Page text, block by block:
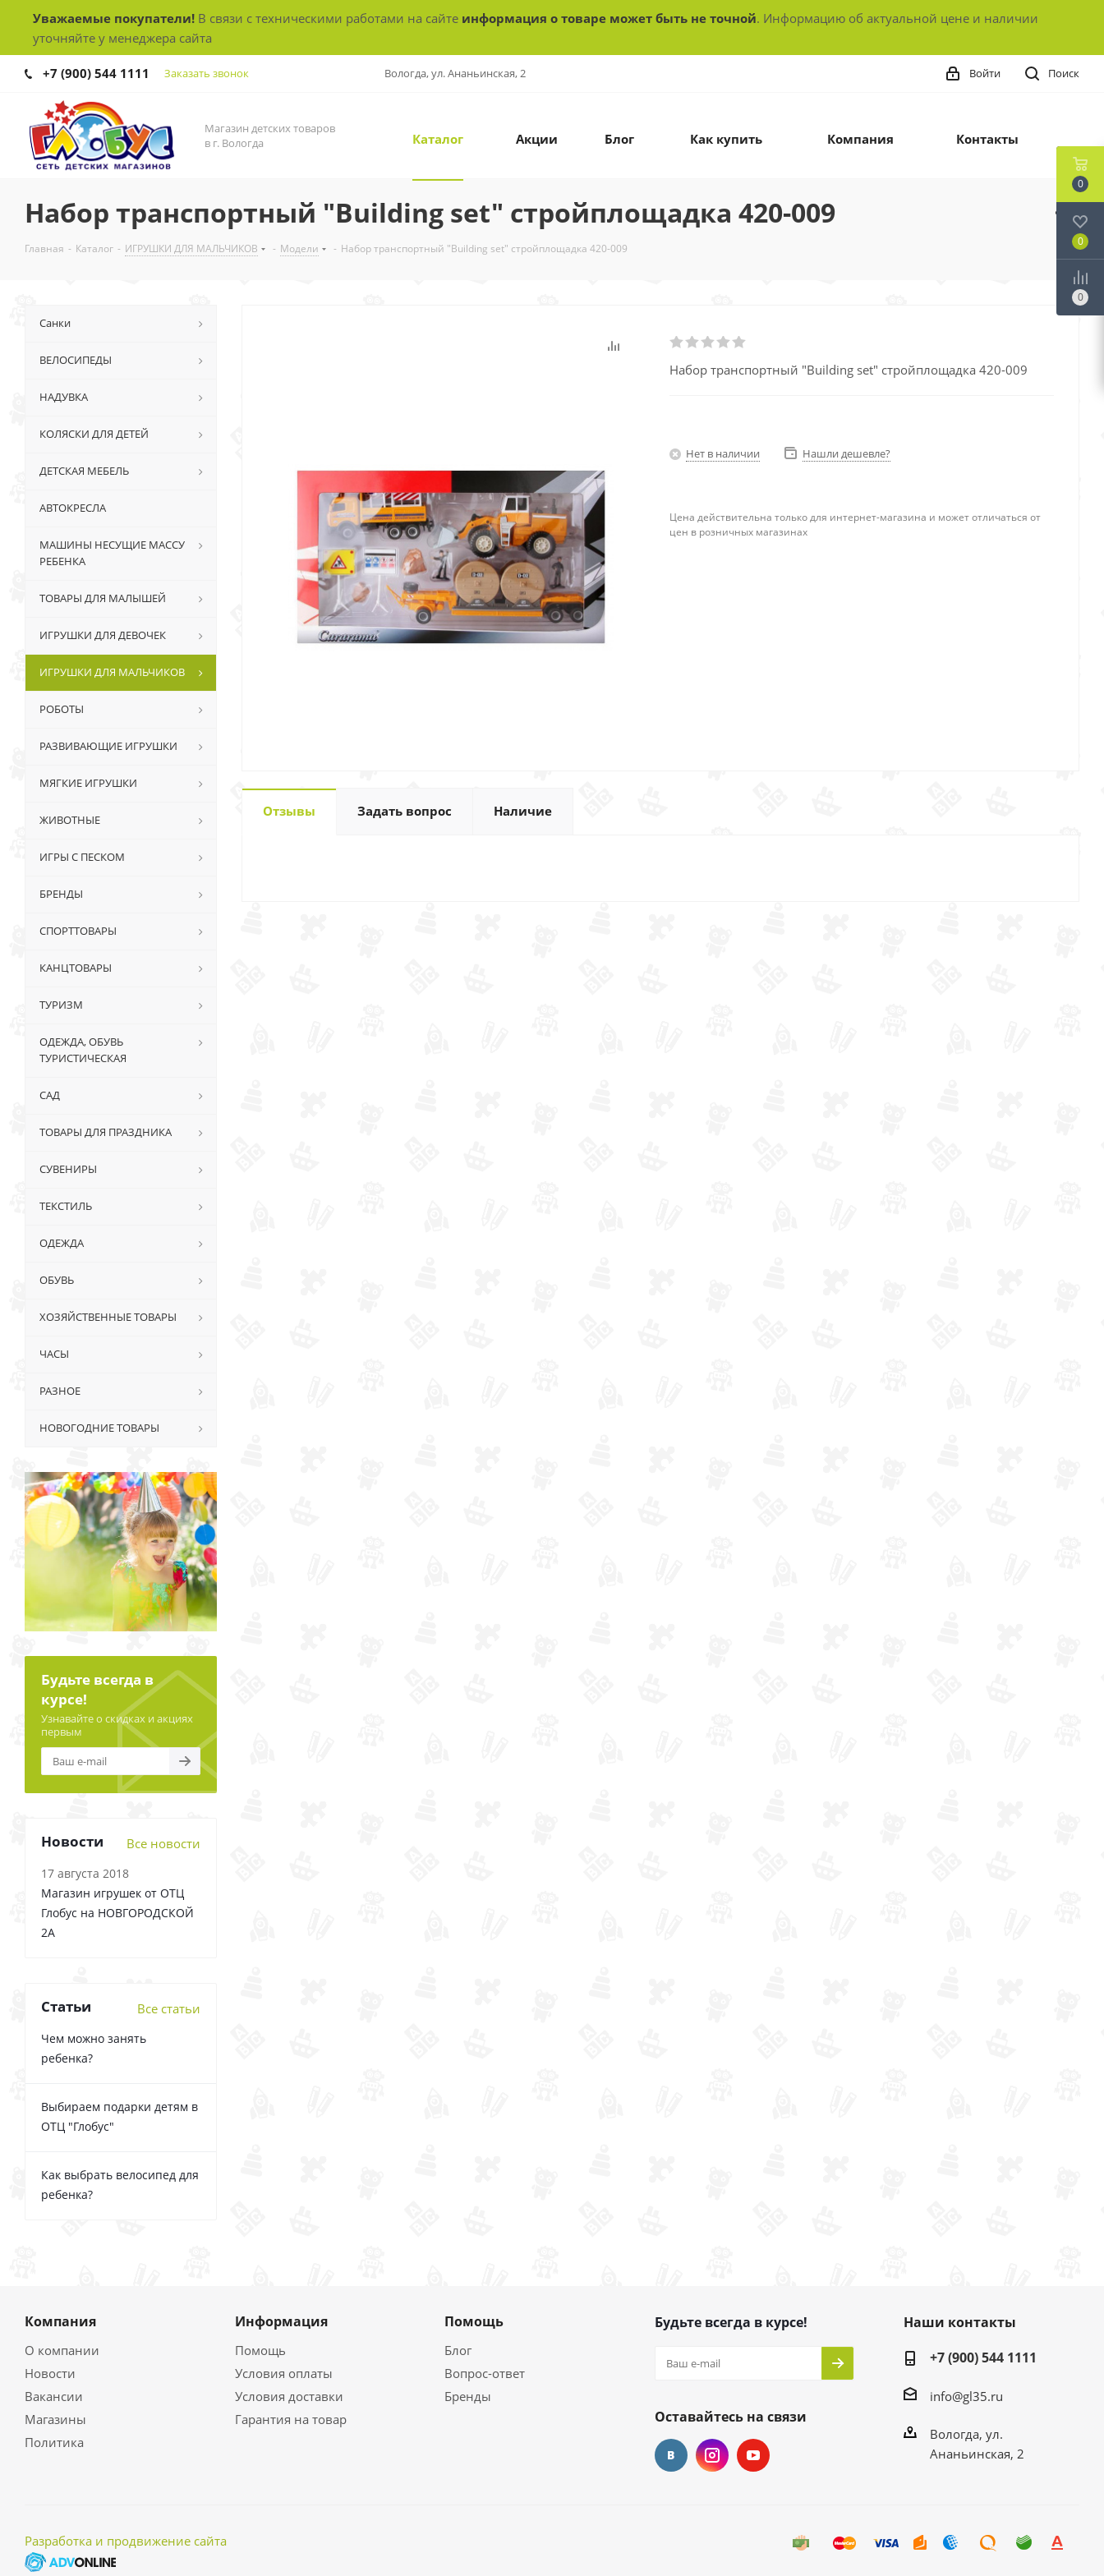
Уважаемые покупатели! В связи с техническими работами на сайте информация о товаре может быть не точной. Информацию об актуальной цене и наличии
уточняйте у менеджера сайта
+7 (900) 544 1111 Заказать звонок Вологда, ул. Ананьинская, 2 Поиск
Войти
Магазин детских товаров
в г. Вологда
Каталог Акции Блог Как купить Компания Контакты
Набор транспортный "Building set" стройплощадка 420-009
Главная - Каталог - ИГРУШКИ ДЛЯ МАЛЬЧИКОВ - Модели - Набор транспортный "Building set" стройплощадка 420-009
Набор транспортный "Building set" стройплощадка 420-009
Нет в наличии Нашли дешевле?
Цена действительна только для интернет-магазина и может отличаться от
цен в розничных магазинах
Отзывы Задать вопрос Наличие
Санки
ВЕЛОСИПЕДЫ
НАДУВКА
КОЛЯСКИ ДЛЯ ДЕТЕЙ
ДЕТСКАЯ МЕБЕЛЬ
АВТОКРЕСЛА
МАШИНЫ НЕСУЩИЕ МАССУ
РЕБЕНКА
ТОВАРЫ ДЛЯ МАЛЫШЕЙ
ИГРУШКИ ДЛЯ ДЕВОЧЕК
ИГРУШКИ ДЛЯ МАЛЬЧИКОВ
РОБОТЫ
РАЗВИВАЮЩИЕ ИГРУШКИ
МЯГКИЕ ИГРУШКИ
ЖИВОТНЫЕ
ИГРЫ С ПЕСКОМ
БРЕНДЫ
СПОРТТОВАРЫ
КАНЦТОВАРЫ
ТУРИЗМ
ОДЕЖДА, ОБУВЬ
ТУРИСТИЧЕСКАЯ
САД
ТОВАРЫ ДЛЯ ПРАЗДНИКА
СУВЕНИРЫ
ТЕКСТИЛЬ
ОДЕЖДА
ОБУВЬ
ХОЗЯЙСТВЕННЫЕ ТОВАРЫ
ЧАСЫ
РАЗНОЕ
НОВОГОДНИЕ ТОВАРЫ
Будьте всегда в
курсе!
Узнавайте о скидках и акциях
первым
Новости Все новости
17 августа 2018
Магазин игрушек от ОТЦ
Глобус на НОВГОРОДСКОЙ
2А
Статьи Все статьи
Чем можно занять
ребенка?
Выбираем подарки детям в
ОТЦ "Глобус"
Как выбрать велосипед для
ребенка?
Компания
О компании
Новости
Вакансии
Магазины
Политика
Информация
Помощь
Условия оплаты
Условия доставки
Гарантия на товар
Помощь
Блог
Вопрос-ответ
Бренды
Будьте всегда в курсе!
Оставайтесь на связи
Наши контакты
+7 (900) 544 1111
info@gl35.ru
Вологда, ул.
Ананьинская, 2
Разработка и продвижение сайта
0
0
0